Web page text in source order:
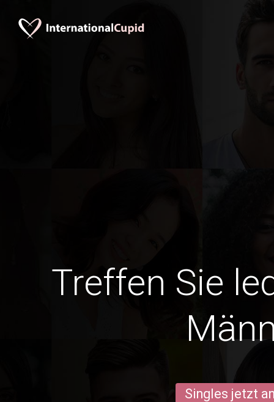
Treffen Sie
Singles jetzt